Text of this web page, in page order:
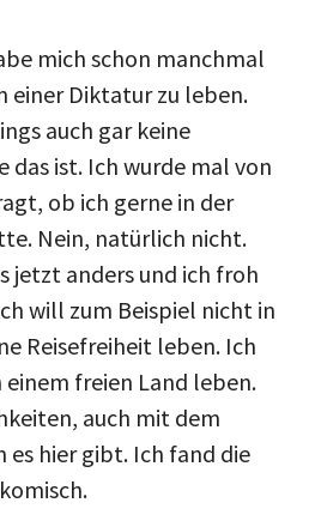
mich schon manchmal
einer Diktatur zu leben.
auch gar keine
das ist. Ich wurde mal von
ob ich gerne in der
Nein, natürlich nicht.
jetzt anders und ich froh
will zum Beispiel nicht in
Reisefreiheit leben. Ich
freien Land leben.
auch mit dem
es hier gibt. Ich fand die